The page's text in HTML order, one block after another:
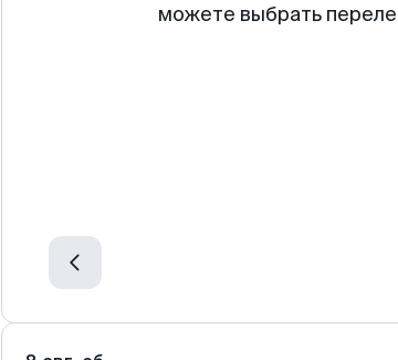
можете выбрать